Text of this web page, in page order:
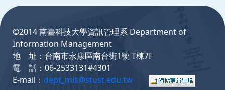
©2014 南臺科技大學資訊管理系 Department of
Information Management
地 址：台南市永康區南台街1號 T棟7F
電 話：06-2533131#4301
E-mail： dept_mis@stust.edu.tw